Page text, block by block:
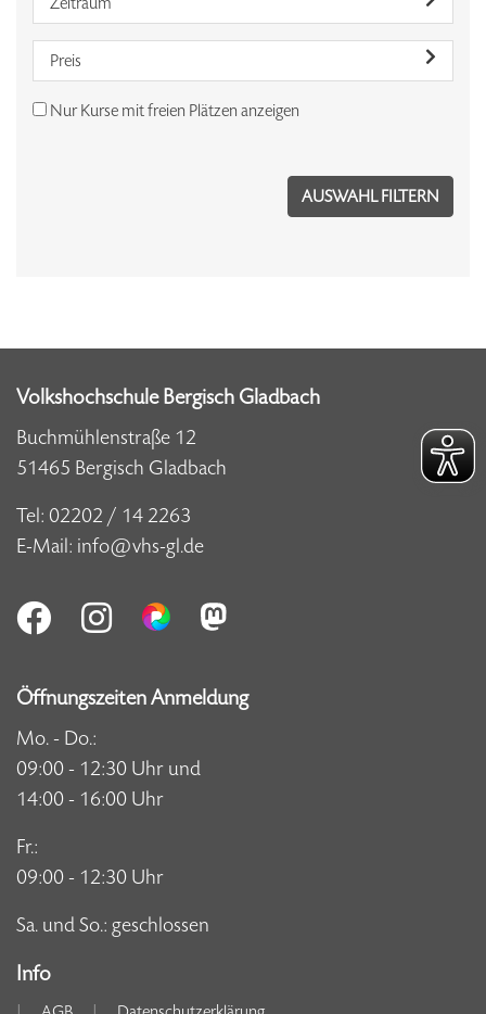
Preis
Nur Kurse mit freien Plätzen anzeigen
Volkshochschule Bergisch Gladbach
Buchmühlenstraße 12
51465 Bergisch Gladbach
Tel: 02202 / 14 2263
E-Mail: info@vhs-gl.de
Öffnungszeiten Anmeldung
Mo. - Do.:
09:00 - 12:30 Uhr und
14:00 - 16:00 Uhr
Fr.:
09:00 - 12:30 Uhr
Sa. und So.: geschlossen
Info